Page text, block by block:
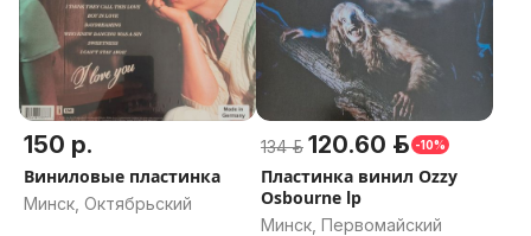
150 р.
Виниловые пластинка
Минск, Октябрьский
134 р. 120.60 р. -10%
Пластинка винил Ozzy
Osbourne lp
Минск, Первомайский